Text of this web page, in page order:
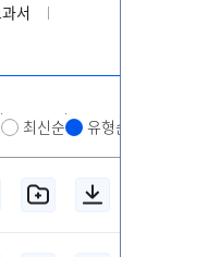
서
최신순 유형순